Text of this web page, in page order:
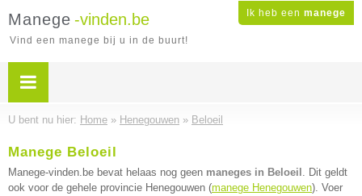
Ik heb een manege
Manege -vinden.be
Vind een manege bij u in de buurt!
U bent nu hier: Home » Henegouwen » Beloeil
Manege Beloeil
Manege-vinden.be bevat helaas nog geen maneges in Beloeil . Dit geldt
ook voor de gehele provincie Henegouwen (manege Henegouwen). Voer